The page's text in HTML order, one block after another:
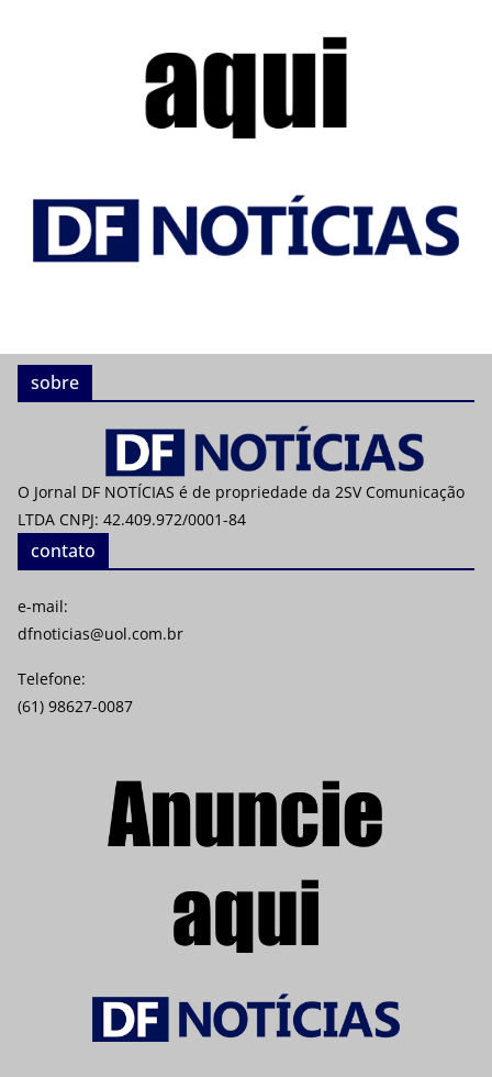
sobre
O Jornal DF NOTÍCIAS é de propriedade da 2SV Comunicação
LTDA CNPJ: 42.409.972/0001-84
contato
e-mail:
dfnoticias@uol.com.br
Telefone:
(61) 98627-0087